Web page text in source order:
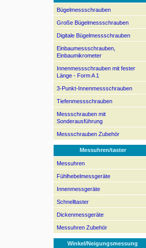
Bügelmessschrauben
Große Bügelmessschrauben
Digitale Bügelmessschrauben
Einbaumessschrauben,
Einbaumikrometer
Innenmessschrauben mit fester
Länge - Form A 1
3-Punkt-Innenmessschrauben
Tiefenmessschrauben
Messschrauben mit
Sonderausführung
Messschrauben Zubehör
Messuhren/taster
Messuhren
Fühlhebelmessgeräte
Innenmessgeräte
Schnelltaster
Dickenmessgeräte
Messuhren Zubehör
Winkel/Neigungsmessung